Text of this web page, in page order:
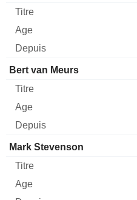
Bert van Meurs
Mark Stevenson